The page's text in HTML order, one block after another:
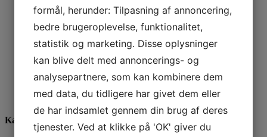
Eurex fløjlsbuks navy
DKK
Hiltl babyfløjl i 5 farver
1.599,00DKK
Kategorier
formål, herunder: Tilpasning af annoncering,
bedre brugeroplevelse, funktionalitet,
statistik og marketing. Disse oplysninger
kan blive delt med annoncerings- og
analysepartnere, som kan kombinere dem
med data, du tidligere har givet dem eller
de har indsamlet gennem din brug af deres
tjenester. Ved at klikke på 'OK' giver du